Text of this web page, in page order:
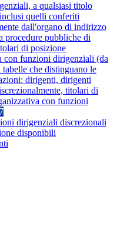
a qualsiasi titolo
quelli conferiti
dall'organo di indirizzo
procedure pubbliche di
di posizione
con funzioni dirigenziali (da
che distinguano le
dirigenti, dirigenti
titolari di
con funzioni
7
dirigenziali discrezionali
disponibili